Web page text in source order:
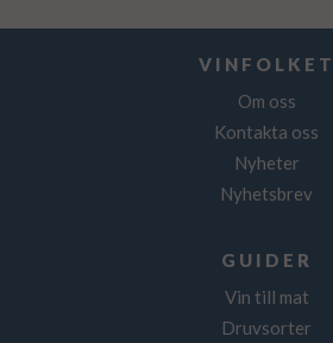
VINFOLKET
Om oss
Kontakta oss
Nyheter
Nyhetsbrev
GUIDER
Vin till mat
Druvsorter